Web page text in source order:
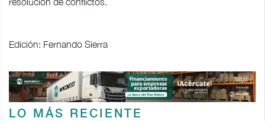
Edición: Fernando Sierra
LO MÁS RECIENTE